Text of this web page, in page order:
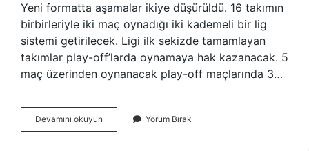
Yeni formatta aşamalar ikiye düşürüldü. 16 takımın
birbirleriyle iki maç oynadığı iki kademeli bir lig
sistemi getirilecek. Ligi ilk sekizde tamamlayan
takımlar play-off’larda oynamaya hak kazanacak. 5
maç üzerinden oynanacak play-off maçlarında 3…
Devamını okuyun Euroleague
Kaç
Yorum Bırak